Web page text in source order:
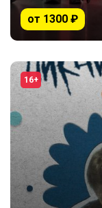
от 1300 ₽
16+